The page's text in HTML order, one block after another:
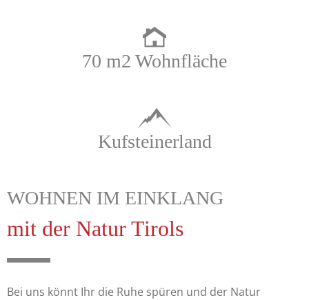
70 m2 Wohnfläche
Kufsteinerland
WOHNEN IM EINKLANG
mit der Natur Tirols
Bei uns könnt Ihr die Ruhe spüren und der Natur